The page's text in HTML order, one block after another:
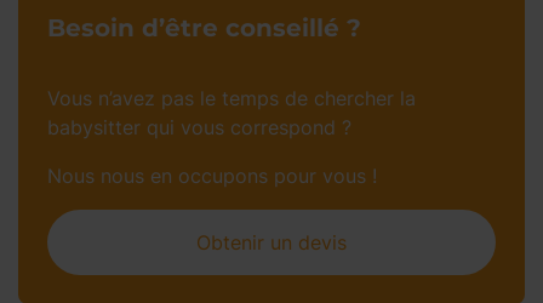
Besoin d’être conseillé ?
Vous n’avez pas le temps de chercher la
babysitter qui vous correspond ?
Nous nous en occupons pour vous !
Obtenir un devis